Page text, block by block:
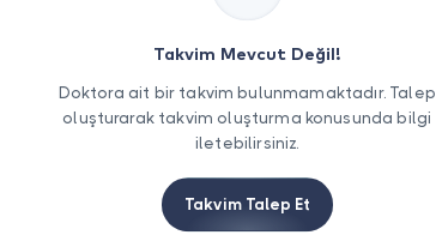
Takvim Mevcut Değil!
Doktora ait bir takvim bulunmamaktadır. Talep
oluşturarak takvim oluşturma konusunda bilgi
iletebilirsiniz.
Takvim Talep Et